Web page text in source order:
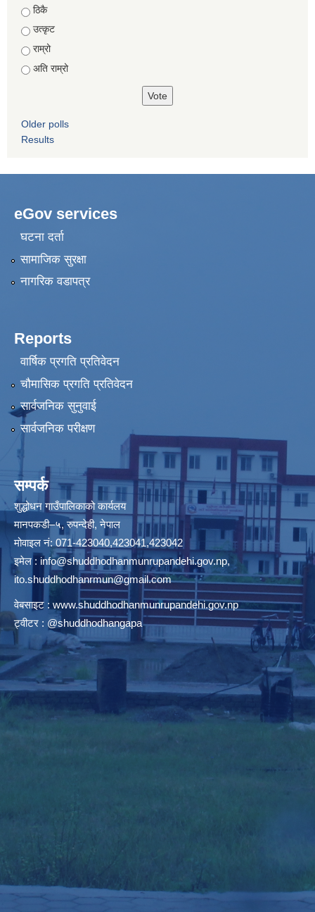
Choices
ठिकै
उत्कृट
राम्रो
अति राम्रो
Older polls
Results
eGov services
घटना दर्ता
सामाजिक सुरक्षा
नागरिक वडापत्र
Reports
वार्षिक प्रगति प्रतिवेदन
चौमासिक प्रगति प्रतिवेदन
सार्वजनिक सुनुवाई
सार्वजनिक परीक्षण
सम्पर्क
शुद्धोधन गाउँपालिकाको कार्यलय
मानपकडी–५, रुपन्देही, नेपाल
मोवाइल नं: 071-423040,423041,423042
इमेल : info@shuddhodhanmunrupandehi.gov.np,
ito.shuddhodhanrmun@gmail.com
वेबसाइट : www.shuddhodhanmunrupandehi.gov.np
ट्वीटर : @shuddhodhangapa